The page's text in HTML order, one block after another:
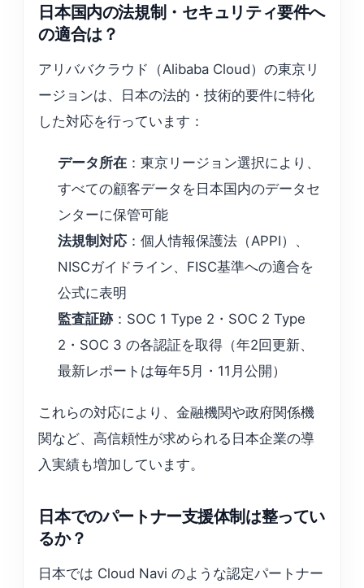
日本国内の法規制・セキュリティ要件へ
の適合は？
アリババクラウド（Alibaba Cloud）の東京リ
ージョンは、日本の法的・技術的要件に特化
した対応を行っています：
データ所在 ：東京リージョン選択により、
すべての顧客データを日本国内のデータセ
ンターに保管可能
法規制対応 ：個人情報保護法（APPI）、
NISCガイドライン、FISC基準への適合を
公式に表明
監査証跡：SOC 1 Type 2・SOC 2 Type
2・SOC 3 の各認証を取得（年2回更新、
最新レポートは毎年5月・11月公開）
これらの対応により、金融機関や政府関係機
関など、高信頼性が求められる日本企業の導
入実績も増加しています。
日本でのパートナー支援体制は整ってい
るか？
日本では Cloud Navi のような認定パートナー